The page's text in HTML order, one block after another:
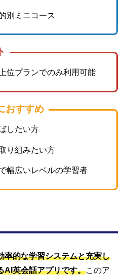
別ミニコース
位プランでのみ利用可能
おすすめ
したい方
り組みたい方
幅広いレベルの学習者
率的な学習システムと充実し
AI英会話アプリです。このア